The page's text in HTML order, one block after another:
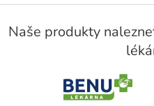
Z
Naše produkty